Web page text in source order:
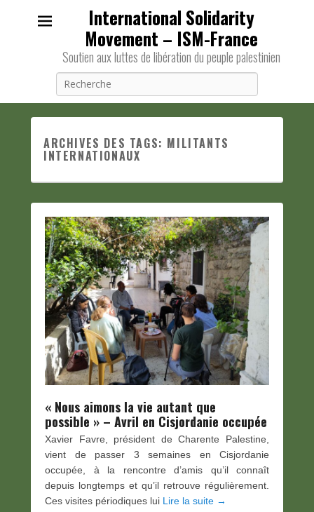
International Solidarity
Movement – ISM-France
Soutien aux luttes de libération du peuple palestinien
ARCHIVES DES TAGS: MILITANTS
INTERNATIONAUX
« Nous aimons la vie autant que
possible » – Avril en Cisjordanie occupée
Xavier Favre, président de Charente Palestine,
vient de passer 3 semaines en Cisjordanie
occupée, à la rencontre d’amis qu’il connaît
depuis longtemps et qu’il retrouve régulièrement.
Ces visites périodiques lui Lire la suite →